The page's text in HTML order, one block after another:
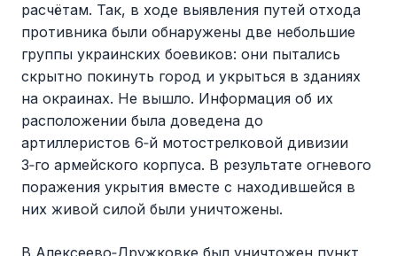
расчётам. Так, в ходе выявления путей отхода
противника были обнаружены две небольшие
группы украинских боевиков: они пытались
скрытно покинуть город и укрыться в зданиях
на окраинах. Не вышло. Информация об их
расположении была доведена до
артиллеристов 6‑й мотострелковой дивизии
3‑го армейского корпуса. В результате огневого
поражения укрытия вместе с находившейся в
них живой силой были уничтожены.